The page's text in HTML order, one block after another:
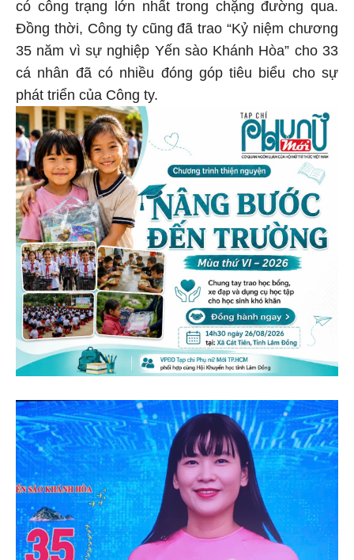
có công trạng lớn nhất trong chặng đường qua.
Đồng thời, Công ty cũng đã trao “Kỷ niệm chương
35 năm vì sự nghiệp Yến sào Khánh Hòa” cho 33
cá nhân đã có nhiều đóng góp tiêu biểu cho sự
phát triển của Công ty.